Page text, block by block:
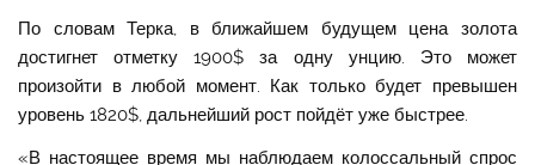
По словам Терка, в ближайшем будущем цена золота
достигнет отметку 1900$ за одну унцию. Это может
произойти в любой момент. Как только будет превышен
уровень 1820$, дальнейший рост пойдёт уже быстрее.
«В настоящее время мы наблюдаем колоссальный спрос